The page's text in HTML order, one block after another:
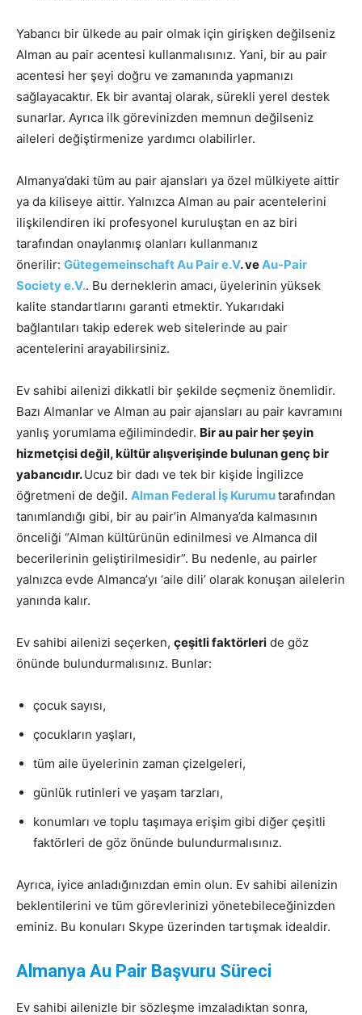
Yabancı bir ülkede au pair olmak için girişken değilseniz
Alman au pair acentesi kullanmalısınız. Yani, bir au pair
acentesi her şeyi doğru ve zamanında yapmanızı
sağlayacaktır. Ek bir avantaj olarak, sürekli yerel destek
sunarlar. Ayrıca ilk görevinizden memnun değilseniz
aileleri değiştirmenize yardımcı olabilirler.
Almanya’daki tüm au pair ajansları ya özel mülkiyete aittir
ya da kiliseye aittir. Yalnızca Alman au pair acentelerini
ilişkilendiren iki profesyonel kuruluştan en az biri
tarafından onaylanmış olanları kullanmanız
önerilir: Gütegemeinschaft Au Pair e.V. veAu-Pair
Society e.V.. Bu derneklerin amacı, üyelerinin yüksek
kalite standartlarını garanti etmektir. Yukarıdaki
bağlantıları takip ederek web sitelerinde au pair
acentelerini arayabilirsiniz.
Ev sahibi ailenizi dikkatli bir şekilde seçmeniz önemlidir.
Bazı Almanlar ve Alman au pair ajansları au pair kavramını
yanlış yorumlama eğilimindedir. Bir au pair her şeyin
hizmetçisi değil, kültür alışverişinde bulunan genç bir
yabancıdır.Ucuz bir dadı ve tek bir kişide İngilizce
öğretmeni de değil. Alman Federal İş Kurumutarafından
tanımlandığı gibi, bir au pair’in Almanya’da kalmasının
önceliği “Alman kültürünün edinilmesi ve Almanca dil
becerilerinin geliştirilmesidir”. Bu nedenle, au pairler
yalnızca evde Almanca’yı ‘aile dili’ olarak konuşan ailelerin
yanında kalır.
Ev sahibi ailenizi seçerken, çeşitli faktörleri de göz
önünde bulundurmalısınız. Bunlar:
çocuk sayısı,
çocukların yaşları,
tüm aile üyelerinin zaman çizelgeleri,
günlük rutinleri ve yaşam tarzları,
konumları ve toplu taşımaya erişim gibi diğer çeşitli
faktörleri de göz önünde bulundurmalısınız.
Ayrıca, iyice anladığınızdan emin olun. Ev sahibi ailenizin
beklentilerini ve tüm görevlerinizi yönetebileceğinizden
eminiz. Bu konuları Skype üzerinden tartışmak idealdir.
Almanya Au Pair Başvuru Süreci
Ev sahibi ailenizle bir sözleşme imzaladıktan sonra,